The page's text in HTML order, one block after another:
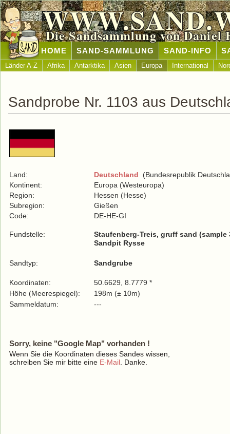
Die Sandsammlung von Daniel
HOME SAND-SAMMLUNG SAND-INFO
Länder A-Z Afrika Antarktika Asien Europa International
Sandprobe Nr. 1103 aus
Land: Deutschland (Bundesrepublik
Kontinent:
Europa (Westeuropa)
Region:
Hessen (Hesse)
Subregion:
Gießen
Code:
DE-HE-GI
Fundstelle:
Staufenberg-Treis, gruff sand (sample
Sandpit Rysse
Sandtyp: Sandgrube
Koordinaten:
50.6629, 8.7779 *
Höhe (Meerespiegel):
198m (± 10m)
Sammeldatum:
---
Sorry, keine "Google Map" vorhanden !
Wenn Sie die Koordinaten dieses Sandes wissen,
schreiben Sie mir bitte eine E-Mail . Danke.